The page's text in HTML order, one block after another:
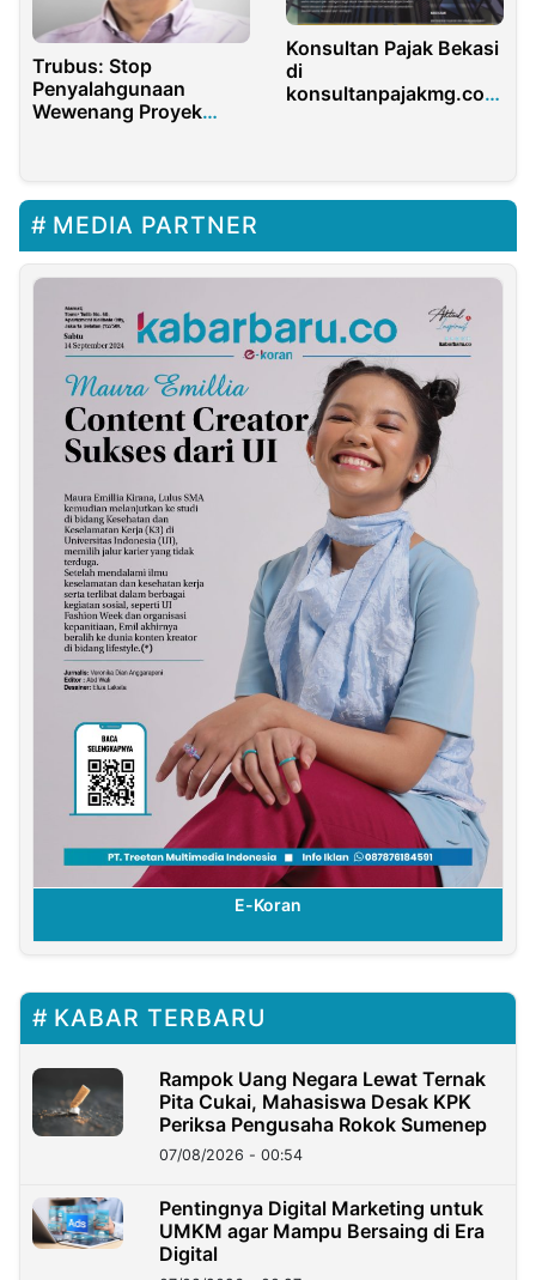
Trubus: Stop
Penyalahgunaan
Wewenang Proyek
Konsultan Pajak Bekasi
di
konsultanpajakmg.com
MEDIA PARTNER
E-Koran
KABAR TERBARU
Rampok Uang Negara Lewat Ternak
Pita Cukai, Mahasiswa Desak KPK
Periksa Pengusaha Rokok Sumenep
07/08/2026 - 00:54
Pentingnya Digital Marketing untuk
UMKM agar Mampu Bersaing di Era
Digital